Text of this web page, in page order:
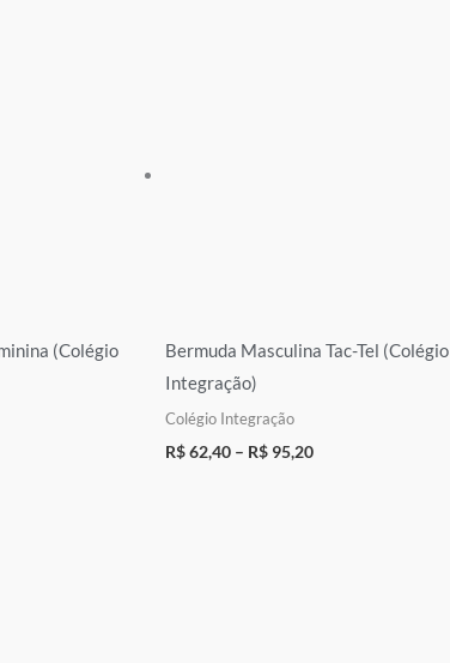
(Colégio
Bermuda Masculina Tac-Tel (Colégio
Integração)
Colégio Integração
R$62,40– R$95,20